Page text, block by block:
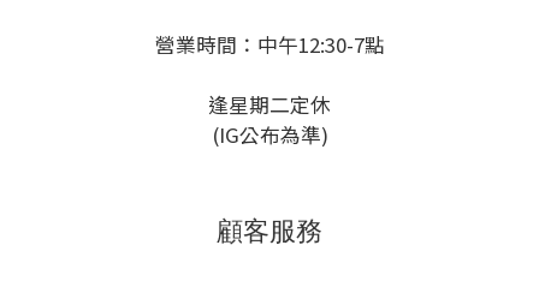
營業時間：中午12:30-7點
逢星期二定休
(IG公布為準)
顧客服務